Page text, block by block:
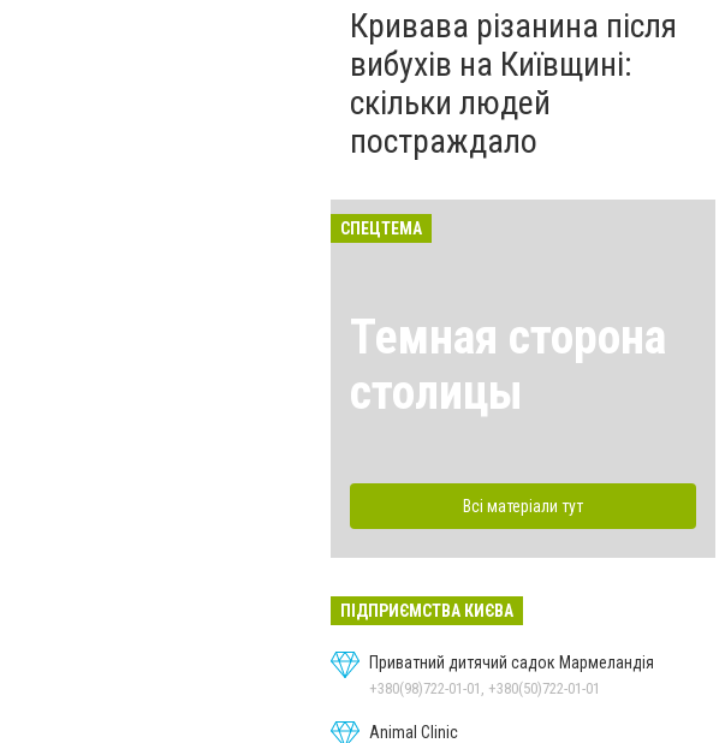
Кривава різанина після
вибухів на Київщині:
скільки людей
постраждало
СПЕЦТЕМА
Темная сторона
столицы
Всі матеріали тут
ПІДПРИЄМСТВА КИЄВА
Приватний дитячий садок Мармеландія
+380(98)722-01-01, +380(50)722-01-01
Animal Clinic